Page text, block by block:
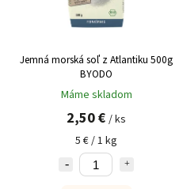
Jemná morská soľ z Atlantiku 500g
BYODO
Máme skladom
2,50 € / ks
5 € / 1 kg